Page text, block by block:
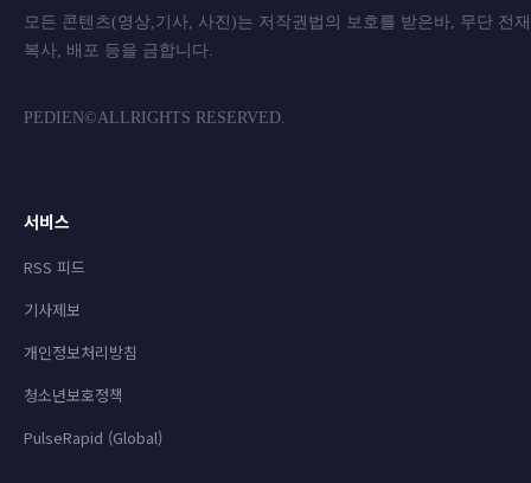
모든 콘텐츠(영상,기사, 사진)는 저작권법의 보호를 받은바, 무단 전
복사, 배포 등을 금합니
PEDIEN©ALLRIGHTS RESERVED.
서비스
RSS 피드
기사제보
개인정보처리방침
청소년보호정책
PulseRapid (Global)